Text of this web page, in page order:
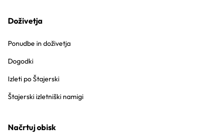
Doživetja
Ponudbe in doživetja
Dogodki
Izleti po Štajerski
Štajerski izletniški namigi
Načrtuj obisk